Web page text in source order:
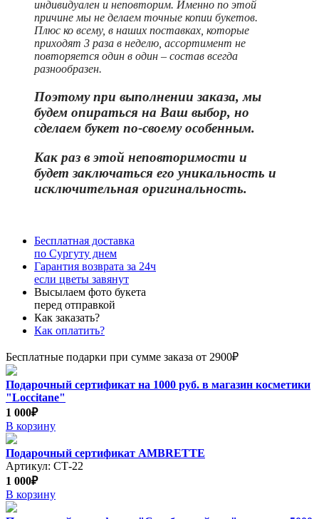
индивидуален и неповторим. Именно по этой
причине мы не делаем точные копии букетов.
Плюс ко всему, в наших поставках, которые
приходят 3 раза в неделю, ассортимент не
повторяется один в один – состав всегда
разнообразен.
Поэтому при выполнении заказа, мы
будем опираться на Ваш выбор, но
сделаем букет по-своему особенным.
Как раз в этой неповторимости и
будет заключаться его уникальность и
исключительная оригинальность.
Бесплатная доставка
по Сургуту днем
Гарантия возврата за 24ч
если цветы завянут
Высылаем фото букета
перед отправкой
Как заказать?
Как оплатить?
Бесплатные подарки при сумме заказа от 2900₽
Подарочный сертификат на 1000 руб. в магазин косметики
"Loccitane"
1 000₽
В корзину
Подарочный сертификат AMBRETTE
Артикул: СТ-22
1 000₽
В корзину